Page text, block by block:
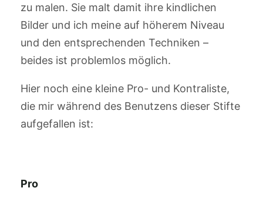
zu malen. Sie malt damit ihre kindlichen
Bilder und ich meine auf höherem Niveau
und den entsprechenden Techniken –
beides ist problemlos möglich.
Hier noch eine kleine Pro- und Kontraliste,
die mir während des Benutzens dieser Stifte
aufgefallen ist:
Pro